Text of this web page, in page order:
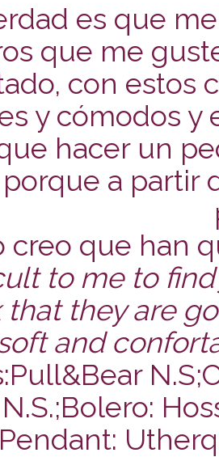
es que
que me
con estos
y cómodos y
hacer un
a partir
creo que han
to me to
that they are
and
N.S.;Bolero: